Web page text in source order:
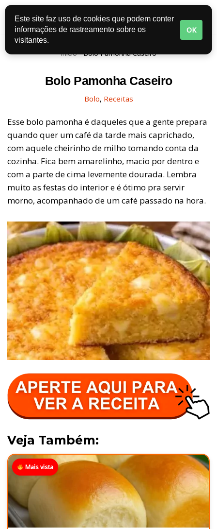
Pular
para
o
Início-Bolo Pamonha Caseiro
Bolo Pamonha Caseiro
Bolo, Receitas
Esse bolo pamonha é daqueles que a gente prepara
quando quer um café da tarde mais caprichado,
com aquele cheirinho de milho tomando conta da
cozinha. Fica bem amarelinho, macio por dentro e
com a parte de cima levemente dourada. Lembra
muito as festas do interior e é ótimo pra servir
morno, acompanhado de um café passado na hora.
Veja Também:
Mais vista
Este site faz uso de cookies que podem conter
informações de rastreamento sobre os
visitantes.
OK